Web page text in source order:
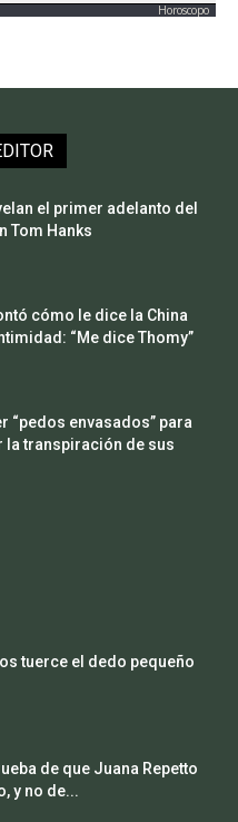
Horoscopo
el primer adelanto del
Tom Hanks
cómo le dice la China
“Me dice Thomy”
“pedos envasados” para
transpiración de sus
tuerce el dedo pequeño
de que Juana Repetto
y no de...